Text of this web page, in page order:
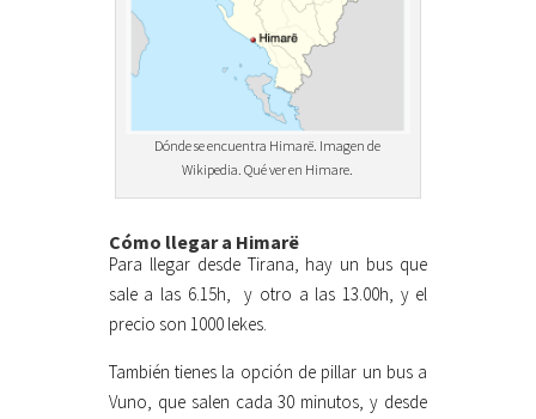
Dónde se encuentra Himarë. Imagen de
Wikipedia. Qué ver en Himare.
Cómo llegar a Himarë
Para llegar desde Tirana, hay un bus que
sale a las 6.15h,
y otro a las 13.00h, y el
precio son 1000 lekes.
También tienes la opción de pillar un bus a
Vuno, que salen cada 30 minutos, y desde